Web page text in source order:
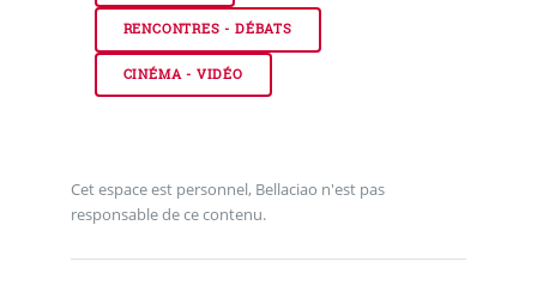
RENCONTRES - DÉBATS
CINÉMA - VIDÉO
Cet espace est personnel, Bellaciao n'est pas
responsable de ce contenu.